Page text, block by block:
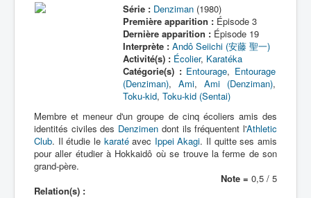
Série : Denziman(1980)
Première apparition :Épisode 3
Dernière apparition :Épisode 19
Interprète : Andô Seiichi (安藤 聖一)
Activité(s) : Écolier, Karatéka
Catégorie(s) : Entourage, Entourage
(Denziman), Ami, Ami (Denziman),
Toku-kid, Toku-kid (Sentai)
Membre et meneur d'un groupe de cinq écoliers amis des
identités civiles des Denzimen dont ils fréquentent l'Athletic
Club. Il étudie le karatéavec Ippei Akagi. Il quitte ses amis
pour aller étudier à Hokkaidô où se trouve la ferme de son
grand-père.
Note = 0,5 / 5
Relation(s) :